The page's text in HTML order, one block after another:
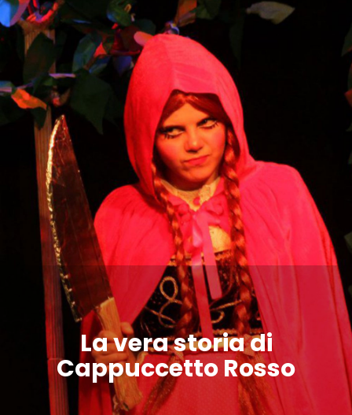
La vera storia di
Cappuccetto Rosso